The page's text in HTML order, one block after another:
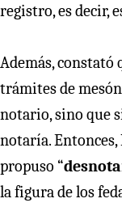
registro, es decir,
Además, constató
trámites de
notario, sino que
notaría.
propuso “
la figura de los